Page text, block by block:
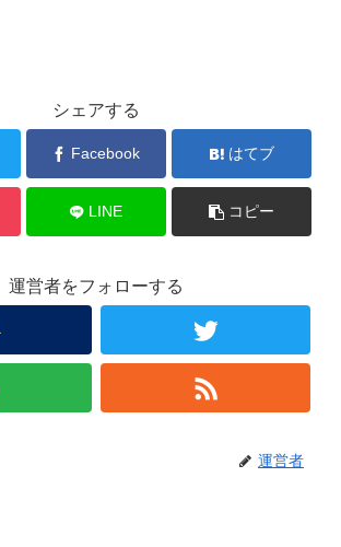
シェアする
Facebook はてブ
LINE コピー
運営者をフォローする
運営者